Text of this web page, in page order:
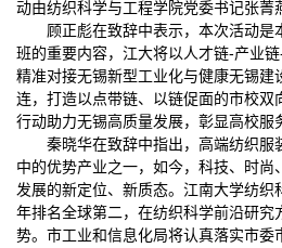
动由纺织科学与工程学院党委书记张菁
顾正彪在致辞中表示，本次活动是
班的重要内容，江大将以人才链-产业链
精准对接无锡新型工业化与健康无锡建
连，打造以点带链、以链促面的市校双
行动助力无锡高质量发展，彰显高校服
秦晓华在致辞中指出，高端纺织服
中的优势产业之一，如今，科技、时尚
发展的新定位、新质态。江南大学纺织
年排名全球第二，在纺织科学前沿研究
势。市工业和信息化局将认真落实市委